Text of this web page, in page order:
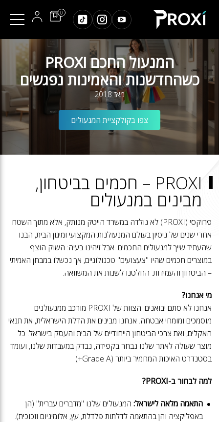
0
המנעול החכם PROXI
כשהחדשנות והאמינות נפגשים
מאז 2018
צפו בקולקציית המנעולים
PROXI – חכמים בביטחון,
מבינים במנעולים
פרוקסי (PROXI) לא נולדה במשרד הייטק מנותק, אלא מתוך השטח.
אחרי שנים של ניסיון בעולם המנעולנות המקצועי ומיגון הבית, הבנו
שהעתיד שייך למנעולים החכמים. אבל זיהינו בעיה: השוק הוצף
במוצרים חכמים שהיו "צעצועים" טכנולוגיים, אך נכשלו במבחן האמיתי
– הביטחון והעמידות. החלטנו לשנות את המשוואה.
מי אנחנו?
אנחנו לא סתם יבואנים. הצוות של PROXI מורכב ממנעולנים
מוסמכים ומומחי אבטחה. אנחנו מבינים את הדלת הישראלית, את תנאי
האקלים, ואת צרכי הביטחון הייחודיים של הבית והעסק בישראל. כל
מוצר שעולה לאתר שלנו נבחר בקפידה, נבדק במעבדות שלנו, ועומד
בסטנדרט האיכות המחמיר ביותר (Grade A+)
למה לבחור ב-PROXI?
התאמה מלאה לישראל: המנעולים שלנו "מדברים עברית" (הן
באפליקציה והן בהתאמה לדלתות פלדלת, עץ, אלומיניום וזכוכית).